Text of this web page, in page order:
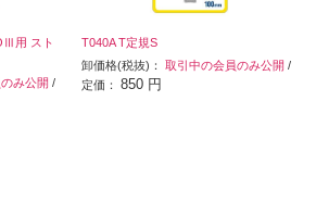
用 スト
み公開 /
T040A T定規S
卸価格(税抜)：取引中の会員のみ公開 /
定価：850 円